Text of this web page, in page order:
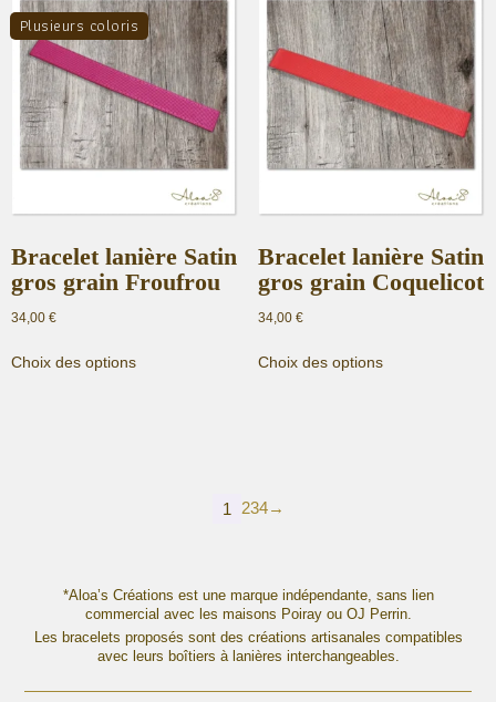
variations.
Les
options
peuvent
être
choisies
sur
la
du
variations.
Les
options
peuvent
être
choisies
sur
la
du
Plusieurs coloris
Bracelet lanière Satin
gros grain Froufrou
34,00 €
Choix des optionsproduit
la
page
du
Bracelet lanière Satin
gros grain Coquelicot
34,00 €
Choix des optionsproduit
la
page
du
1 234→
*Aloa’s Créations est une marque indépendante, sans lien
commercial avec les maisons Poiray ou OJ Perrin.
Les bracelets proposés sont des créations artisanales compatibles
avec leurs boîtiers à lanières interchangeables.